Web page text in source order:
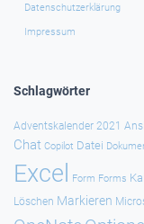
Datenschutzerklärung
Impressum
Schlagwörter
Adventskalender 2021
Chat Copilot Datei
Excel Form Forms
Löschen Markieren